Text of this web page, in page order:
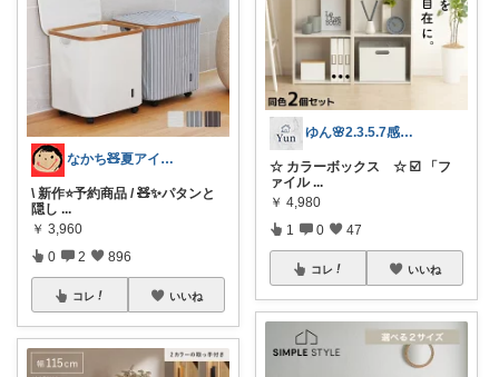
なかち🧸夏アイテム＆便利グッズ✨
\ 新作⭐️予約商品 / 🧸✨パタンと
隠し ...
￥ 3,960
0 2 896
コレ いいね
ゆん🌸2.3.5.7感謝✨
☆ カラーボックス ☆ ☑️ 「フ
ァイル ...
￥ 4,980
1 0 47
コレ いいね